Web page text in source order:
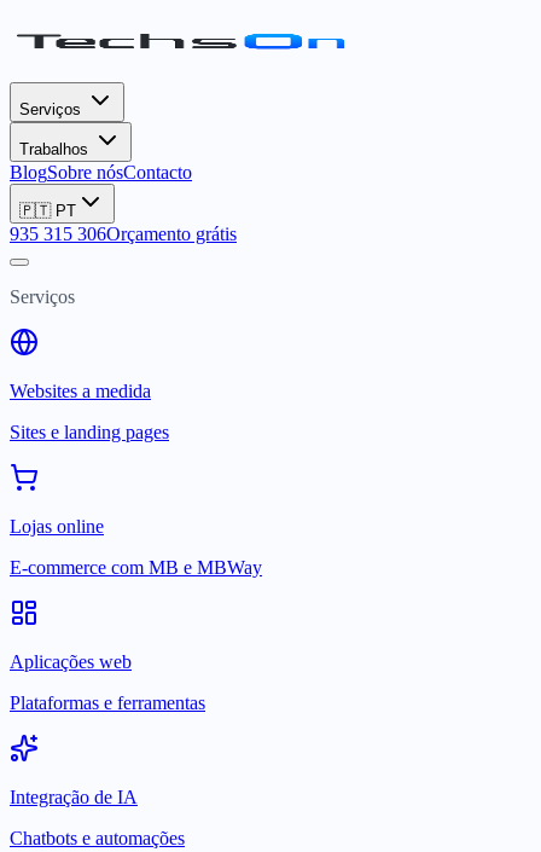
Serviços
Trabalhos
BlogSobre nósContacto
🇵🇹 PT
935 315 306Orçamento grátis
Serviços
Websites a medida
Sites e landing pages
Lojas online
E-commerce com MB e MBWay
Aplicações web
Plataformas e ferramentas
Integração de IA
Chatbots e automações